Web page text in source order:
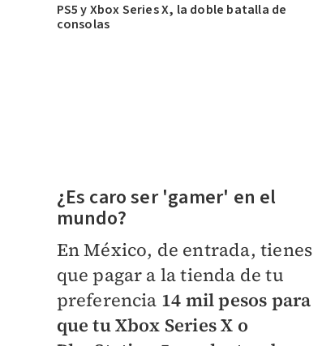
PS5 y Xbox Series X, la doble batalla de
consolas
¿Es caro ser 'gamer' en el
mundo?
En México, de entrada, tienes
que pagar a la tienda de tu
preferencia 14 mil pesos para
que tu Xbox Series X o